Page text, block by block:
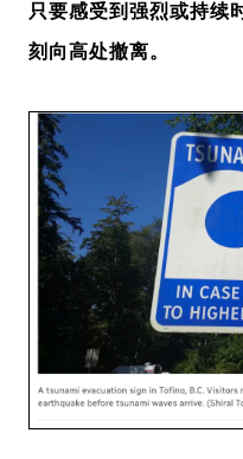
只要感受到强烈或持续
刻向高处撤离。